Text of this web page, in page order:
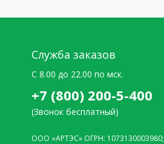
Служба заказов
C 8.00 до 22.00 по мск.
+7 (800) 200-5-400
(Звонок бесплатный)
ООО «АРТЭС» ОГРН: 1073130003980;